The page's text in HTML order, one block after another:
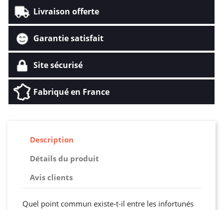
Livraison offerte
Garantie satisfait
Site sécurisé
Fabriqué en France
Description
Détails du produit
Avis clients
Quel point commun existe-t-il entre les infortunés